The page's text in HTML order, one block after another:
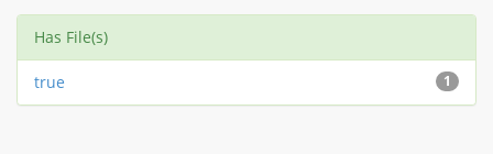
Has File(s)
1
true